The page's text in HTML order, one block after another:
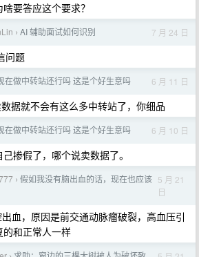
要答应这个要求？
› AI 辅助面试如何识别 7 月 24 日
问题
在做中转站还行吗 这是个好生意吗 6 月 11 日
据就不会有这么多中转站了，你细品
在做中转站还行吗 这是个好生意吗 6 月 10 日
掺假了，哪个说卖数据了。
› 假如我没有脑出血的话，现在也应该 5 月 21
日
血，原因是前交通动脉瘤破裂，高血压引
和正常人一样